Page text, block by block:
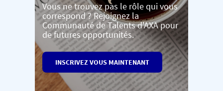
Vous ne trouvez pas le rôle qui vous
correspond ? Rejoignez la
Communauté de Talents d'AXA pour
de futures opportunités.
INSCRIVEZ VOUS MAINTENANT